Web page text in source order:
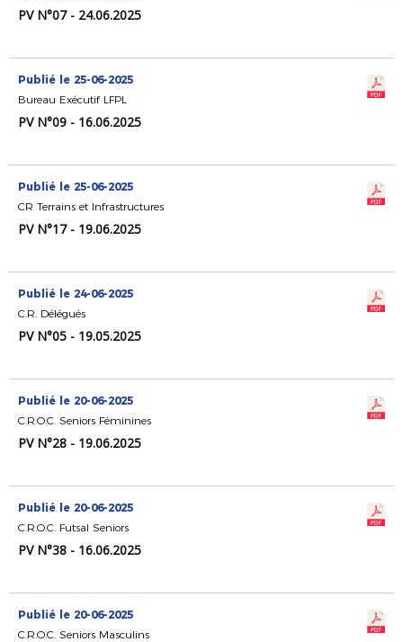
PV N°07 - 24.06.2025
Publié le 25-06-2025
Bureau Exécutif LFPL
PV N°09 - 16.06.2025
Publié le 25-06-2025
CR Terrains et Infrastructures
PV N°17 - 19.06.2025
Publié le 24-06-2025
C.R. Délégués
PV N°05 - 19.05.2025
Publié le 20-06-2025
C.R.O.C. Seniors Féminines
PV N°28 - 19.06.2025
Publié le 20-06-2025
C.R.O.C. Futsal Seniors
PV N°38 - 16.06.2025
Publié le 20-06-2025
C.R.O.C. Seniors Masculins